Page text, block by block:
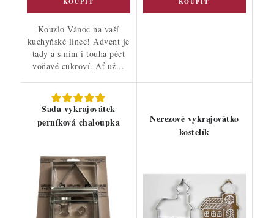
Kouzlo Vánoc na vaší
kuchyňské lince! Advent je
tady a s ním i touha péct
voňavé cukroví. Ať už...
Sada vykrajovátek
perníková chaloupka
Nerezové vykrajovátko
kostelík